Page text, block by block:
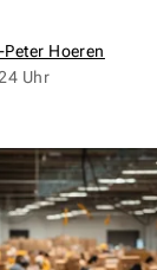
Hoeren
Uhr